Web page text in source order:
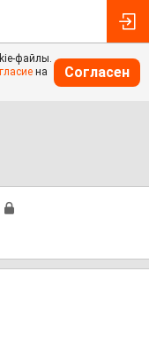
файлы.
на
Согласен